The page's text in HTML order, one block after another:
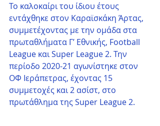
Το καλοκαίρι του ίδιου έτους
εντάχθηκε στον Καραϊσκάκη Άρτας,
συμμετέχοντας με την ομάδα στα
πρωταθλήματα Γ’ Εθνικής, Football
League και Super League 2. Την
περίοδο 2020-21 αγωνίστηκε στον
ΟΦ Ιεράπετρας, έχοντας 15
συμμετοχές και 2 ασίστ, στο
πρωτάθλημα της Super League 2.